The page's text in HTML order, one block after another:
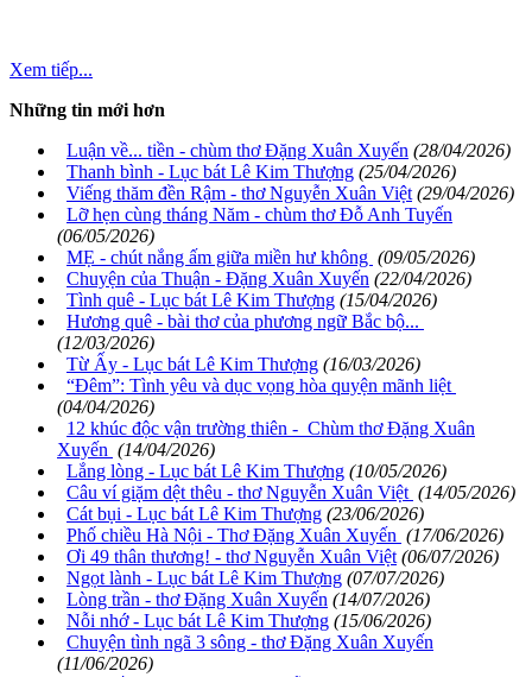
Xem tiếp...
Những tin mới hơn
Luận về... tiền - chùm thơ Đặng Xuân Xuyến (28/04/2026)
Thanh bình - Lục bát Lê Kim Thượng (25/04/2026)
Viếng thăm đền Rậm - thơ Nguyễn Xuân Việt (29/04/2026)
Lỡ hẹn cùng tháng Năm - chùm thơ Đỗ Anh Tuyến
(06/05/2026)
MẸ - chút nắng ấm giữa miền hư không (09/05/2026)
Chuyện của Thuận - Đặng Xuân Xuyến (22/04/2026)
Tình quê - Lục bát Lê Kim Thượng (15/04/2026)
Hương quê - bài thơ của phương ngữ Bắc bộ...
(12/03/2026)
Từ Ấy - Lục bát Lê Kim Thượng (16/03/2026)
“Đêm”: Tình yêu và dục vọng hòa quyện mãnh liệt
(04/04/2026)
12 khúc độc vận trường thiên - Chùm thơ Đặng Xuân
Xuyến (14/04/2026)
Lắng lòng - Lục bát Lê Kim Thượng (10/05/2026)
Câu ví giặm dệt thêu - thơ Nguyễn Xuân Việt (14/05/2026)
Cát bụi - Lục bát Lê Kim Thượng (23/06/2026)
Phố chiều Hà Nội - Thơ Đặng Xuân Xuyến (17/06/2026)
Ơi 49 thân thương! - thơ Nguyễn Xuân Việt (06/07/2026)
Ngọt lành - Lục bát Lê Kim Thượng (07/07/2026)
Lòng trần - thơ Đặng Xuân Xuyến (14/07/2026)
Nỗi nhớ - Lục bát Lê Kim Thượng (15/06/2026)
Chuyện tình ngã 3 sông - thơ Đặng Xuân Xuyến
(11/06/2026)